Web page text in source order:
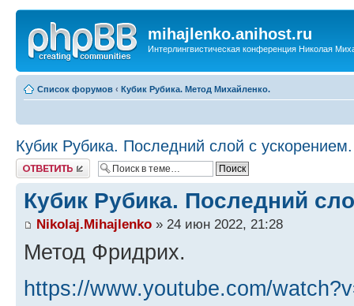
mihajlenko.anihost.ru
Интерлингвистическая конференция Николая
Список форумов ‹ Кубик Рубика. Метод Михайленко.
Кубик Рубика. Последний слой с ускорением.
Ответить
Кубик Рубика. Последний
Nikolaj.Mihajlenko » 24 июн 2022, 21:28
Метод Фридрих.
https://www.youtube.com/